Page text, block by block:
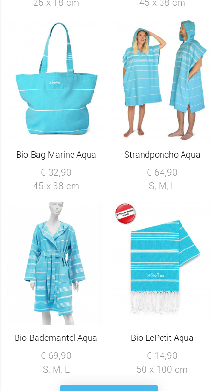
26 x 18 cm 45 x 38 cm
Bio-Bag Marine Aqua
€ 32,90
45 x 38 cm
Strandponcho Aqua
€ 64,90
S, M, L
Bio-Bademantel Aqua
€ 69,90
S, M, L
Bio-LePetit Aqua
€ 14,90
50 x 100 cm